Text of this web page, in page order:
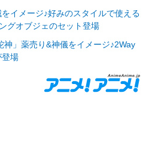
をイメージ♪好みのスタイルで使える
グオブジェのセット登場
神」薬売り&神儀をイメージ♪2Way
登場